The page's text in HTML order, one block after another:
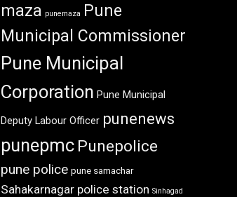
maza punemaza
Pune
Municipal Commissioner
Pune Municipal
Corporation Pune Municipal
Deputy Labour Officer punenews
punepmc Punepolice
pune police pune samachar
Sahakarnagar police station Sinhagad